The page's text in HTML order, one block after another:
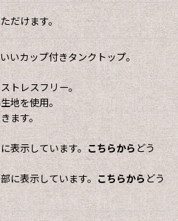
だけます。
いカップ付きタンクトップ。
トレスフリー。
地を使用。
ます。
表示しています。こちらから どう
に表示しています。こちらからどう